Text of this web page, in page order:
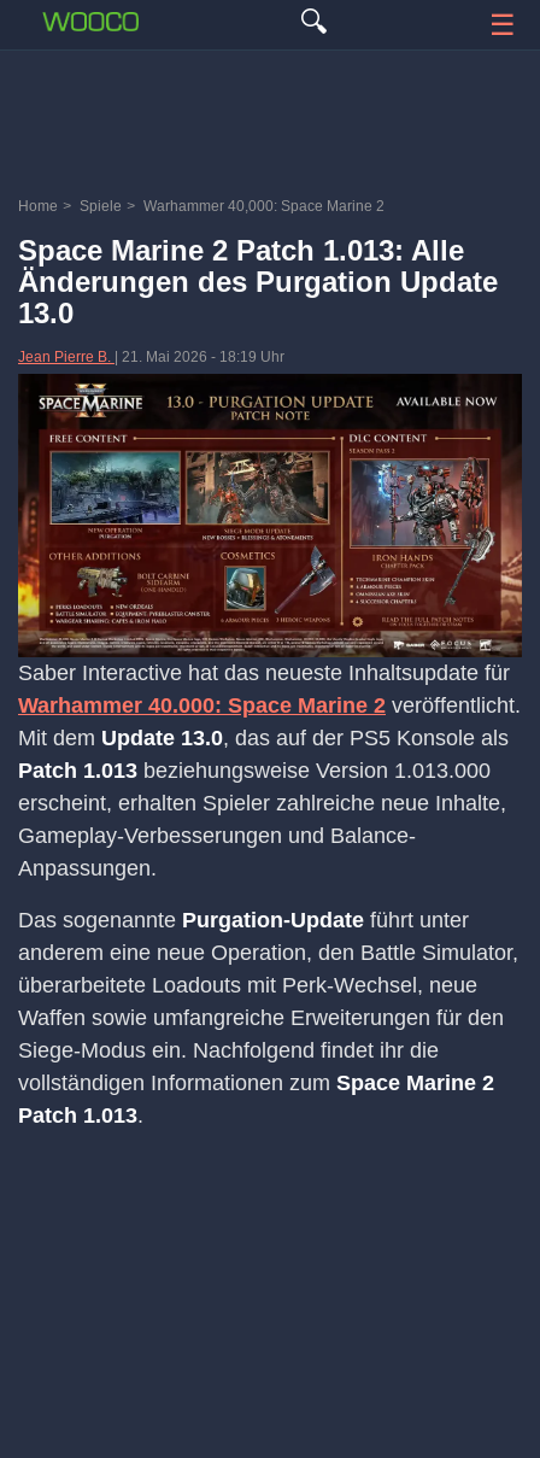
🔍 ☰
Home > Spiele > Warhammer 40,000: Space Marine 2
Space Marine 2 Patch 1.013: Alle
Änderungen des Purgation Update
13.0
Jean Pierre B. 21. Mai 2026 - 18:19 Uhr
Saber Interactive hat das neueste Inhaltsupdate für
Warhammer 40.000: Space Marine 2 veröffentlicht.
Mit dem Update 13.0, das auf der PS5 Konsole als
Patch 1.013 beziehungsweise Version 1.013.000
erscheint, erhalten Spieler zahlreiche neue Inhalte,
Gameplay-Verbesserungen und Balance-
Anpassungen.
Das sogenannte Purgation-Update führt unter
anderem eine neue Operation, den Battle Simulator,
überarbeitete Loadouts mit Perk-Wechsel, neue
Waffen sowie umfangreiche Erweiterungen für den
Siege-Modus ein. Nachfolgend findet ihr die
vollständigen Informationen zum Space Marine 2
Patch 1.013.